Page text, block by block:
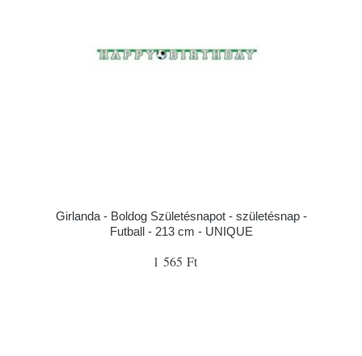
Girlanda - Boldog Születésnapot - születésnap -
Futball - 213 cm - UNIQUE
1 565 Ft